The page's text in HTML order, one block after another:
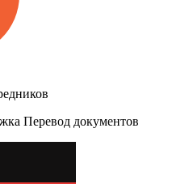
Перевод документов